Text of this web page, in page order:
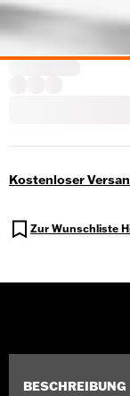
Kostenloser
Zur Wunschliste
BESCHREIBUNG